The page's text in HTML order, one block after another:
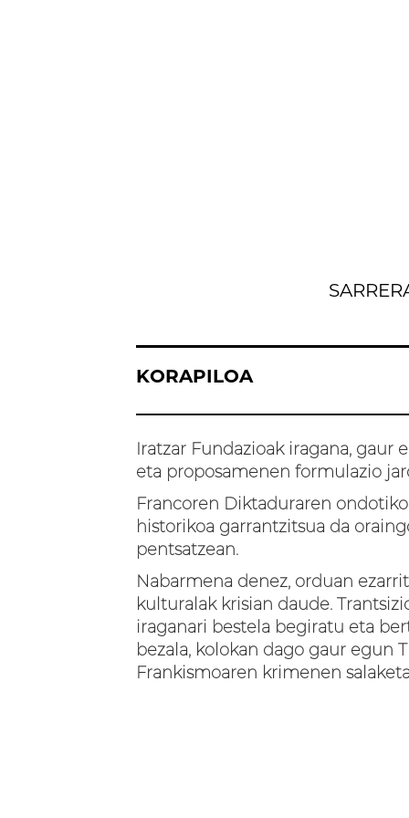
KORAPILOA
Iratzar Fundazioak iragana,
eta proposamenen formulazio
Francoren Diktaduraren
historikoa garrantzitsua da
pentsatzean.
Nabarmena denez, orduan
kulturalak krisian daude.
iraganari bestela begiratu eta
bezala, kolokan dago gaur egun
Frankismoaren krimenen